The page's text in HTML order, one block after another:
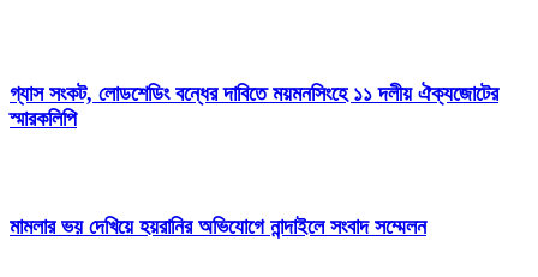
গ্যাস সংকট, লোডশেডিং বন্ধের দাবিতে ময়মনসিংহে ১১ দলীয় ঐক্যজোটের
স্মারকলিপি
মামলার ভয় দেখিয়ে হয়রানির অভিযোগে নান্দাইলে সংবাদ সম্মেলন